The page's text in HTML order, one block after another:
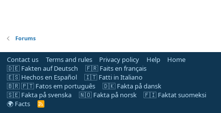
Forums
Contact us Terms and rules Privacy policy Help
Home
🇩🇪 Fakten auf Deutsch
🇫🇷 Faits en français
🇪🇸 Hechos en Español
🇮🇹 Fatti in Italiano
🇧🇷 🇵🇹 Fatos em português
🇩🇰 Fakta på dansk
🇸🇪 Fakta på svenska
🇳🇴 Fakta på norsk
🇫🇮 Faktat suomeksi
🌍 Facts
R